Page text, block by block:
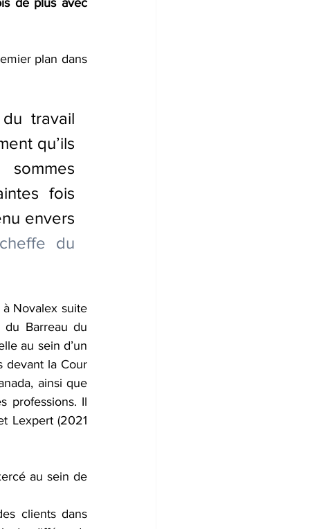
plan dans
travail
qu’ils
fois
envers
du
Novalex suite
Barreau du
au sein d’un
devant la Cour
ainsi que
professions. Il
Lexpert (2021
au sein de
clients dans